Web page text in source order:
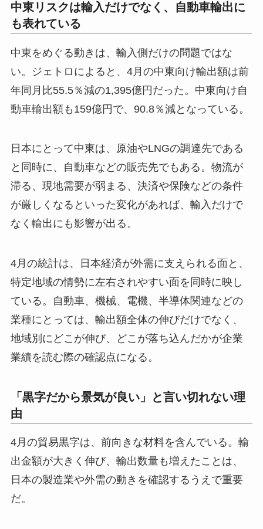
中東リスクは輸入だけでなく、自動車輸出に
も表れている
中東をめぐる動きは、輸入側だけの問題ではな
い。ジェトロによると、4月の中東向け輸出額は前
年同月比55.5％減の1,395億円だった。中東向け自
動車輸出額も159億円で、90.8％減となっている。
日本にとって中東は、原油やLNGの調達先である
と同時に、自動車などの販売先でもある。物流が
滞る、現地需要が弱まる、決済や保険などの条件
が厳しくなるといった変化があれば、輸入だけで
なく輸出にも影響が出る。
4月の統計は、日本経済が外需に支えられる面と、
特定地域の情勢に左右されやすい面を同時に映し
ている。自動車、機械、電機、半導体関連などの
業種にとっては、輸出額全体の伸びだけでなく、
地域別にどこが伸び、どこが落ち込んだかが企業
業績を読む際の確認点になる。
「黒字だから景気が良い」と言い切れない理
由
4月の貿易黒字は、前向きな材料を含んでいる。輸
出金額が大きく伸び、輸出数量も増えたことは、
日本の製造業や外需の動きを確認するうえで重要
だ。